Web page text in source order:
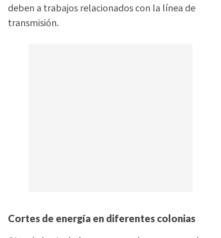
deben a trabajos relacionados con la línea de
transmisión.
Cortes de energía en diferentes colonias